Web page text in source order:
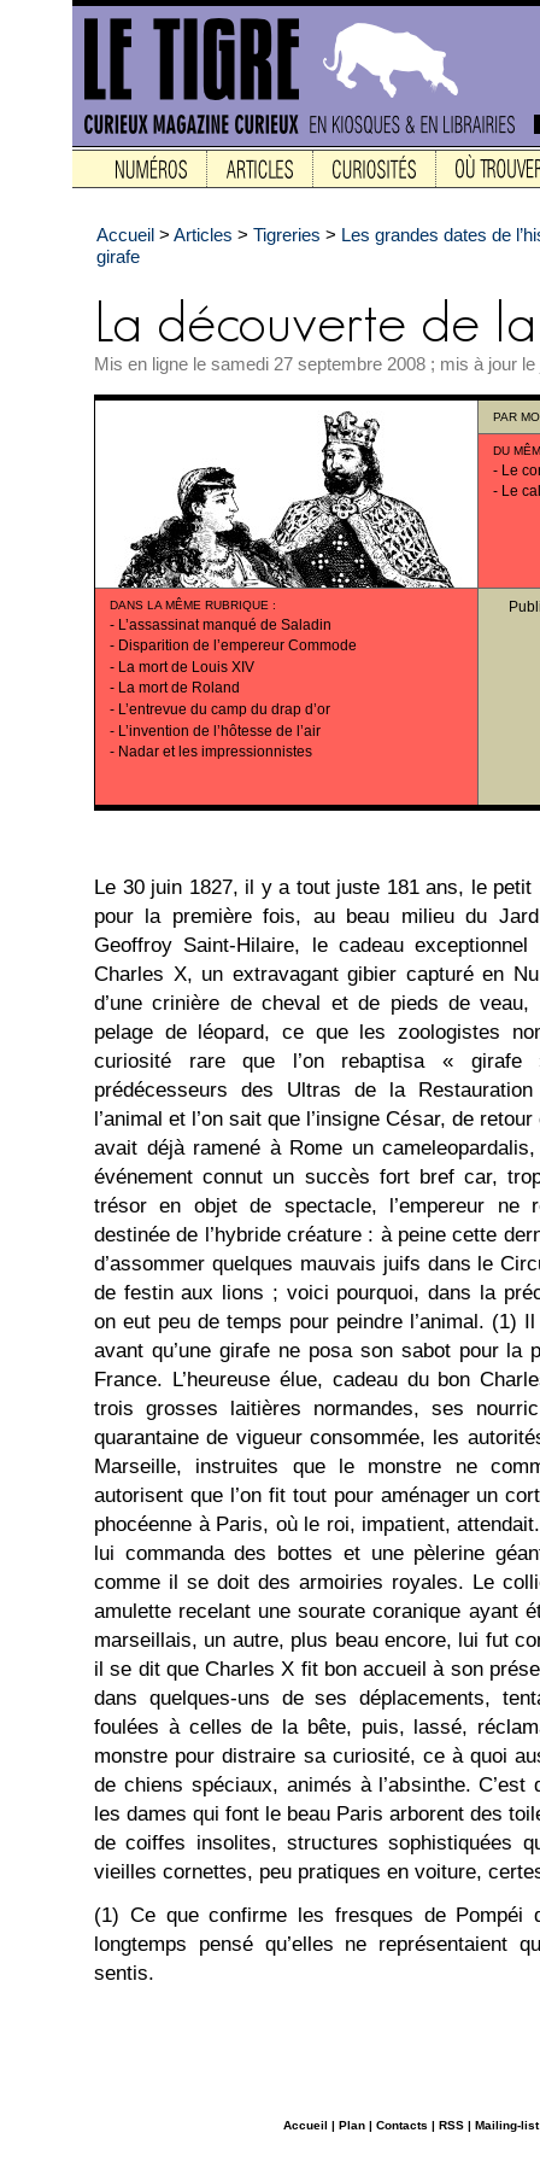
Accueil > Articles > Tigreries > Les grandes dates de
girafe
Mis en ligne le samedi 27 septembre 2008 ; mis à jour
PAR
DU
- Le
- Le
DANS LA MÊME RUBRIQUE :
- L’assassinat manqué de Saladin
- Disparition de l’empereur Commode
- La mort de Louis XIV
- La mort de Roland
- L’entrevue du camp du drap d’or
- L’invention de l’hôtesse de l’air
- Nadar et les impressionnistes
Le 30 juin 1827, il y a tout juste 181 ans, le petit
pour la première fois, au beau milieu du
Geoffroy Saint-Hilaire, le cadeau
Charles X, un extravagant gibier capturé en
d’une crinière de cheval et de pieds de
pelage de léopard, ce que les zoologistes
curiosité rare que l’on rebaptisa « girafe
prédécesseurs des Ultras de la
l’animal et l’on sait que l’insigne César, de
avait déjà ramené à Rome un
événement connut un succès fort bref car,
trésor en objet de spectacle, l’empereur ne
destinée de l’hybride créature : à peine cette
d’assommer quelques mauvais juifs dans le
de festin aux lions ; voici pourquoi, dans la
on eut peu de temps pour peindre l’animal. (1)
avant qu’une girafe ne posa son sabot pour la
France. L’heureuse élue, cadeau du bon
trois grosses laitières normandes, ses
quarantaine de vigueur consommée, les
Marseille, instruites que le monstre ne
autorisent que l’on fit tout pour aménager un
phocéenne à Paris, où le roi, impatient,
lui commanda des bottes et une pèlerine
comme il se doit des armoiries royales. Le
amulette recelant une sourate coranique ayant
marseillais, un autre, plus beau encore, lui fut
il se dit que Charles X fit bon accueil à son
dans quelques-uns de ses déplacements,
foulées à celles de la bête, puis, lassé,
monstre pour distraire sa curiosité, ce à quoi
de chiens spéciaux, animés à l’absinthe. C’est
les dames qui font le beau Paris arborent des
de coiffes insolites, structures sophistiquées
vieilles cornettes, peu pratiques en voiture,
(1) Ce que confirme les fresques de Pompéi
longtemps pensé qu’elles ne représentaient
sentis.
Accueil | Plan | Contacts | RSS | Mailing-list